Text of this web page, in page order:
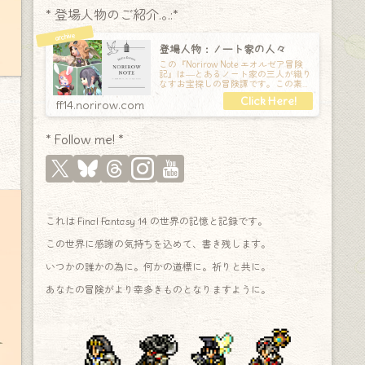
* 登場人物のご紹介.｡.:*
登場人物：ノート家の人々
この『Norirow Note エオルゼア冒険
記』は―とあるノート家の三人が織り
なすお宝探しの冒険譚です。この素敵
な Final Fantasy XIV の世界を旅しな
ff14.norirow.com
* Follow me! *
これは Final Fantasy 14 の世界の記憶と記録です。
この世界に感謝の気持ちを込めて、書き残します。
いつかの誰かの為に。何かの道標に。祈りと共に。
あなたの冒険がより幸多きものとなりますように。